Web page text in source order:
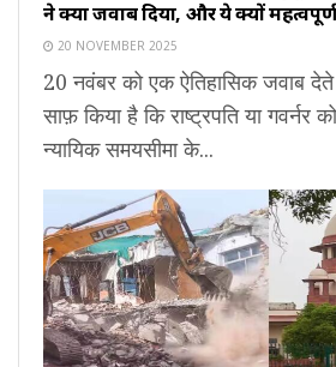
ने क्या जवाब दिया, और ये क्यों
20 NOVEMBER 2025
20 नवंबर को एक ऐतिहासिक जवाब देते
साफ़ किया है कि राष्ट्रपति या गवर्नर
न्यायिक समयसीमा के...